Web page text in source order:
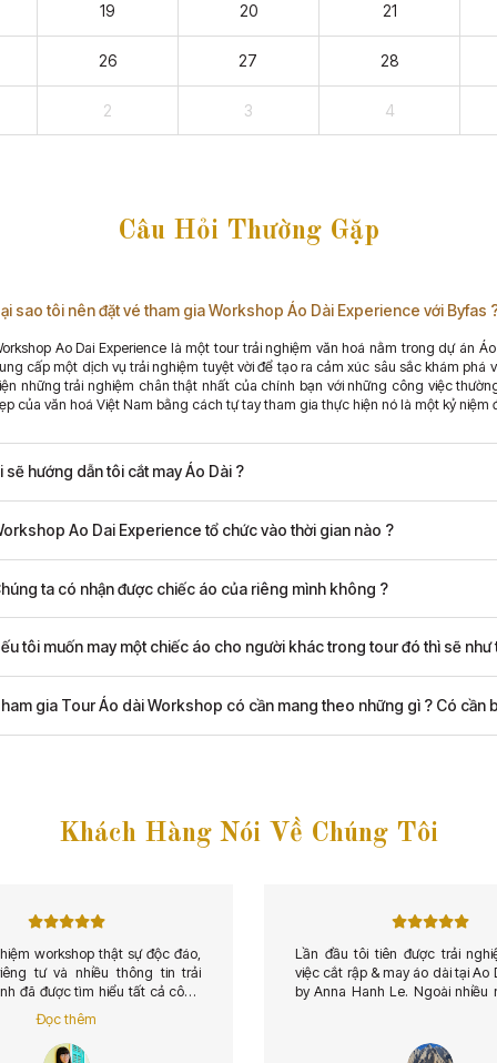
19 20 21
26 27 28
2 3 4
Câu Hỏi Thường Gặp
sao tôi nên đặt vé tham gia Workshop Áo Dài Experience với Byfas
Ao Dai Experience là một tour trải nghiệm văn hoá nằm trong dự án
cấp một dịch vụ trải nghiệm tuyệt vời để tạo ra cảm xúc sâu sắc khám
những trải nghiệm chân thật nhất của chính bạn với những công việc
của văn hoá Việt Nam bằng cách tự tay tham gia thực hiện nó là một kỷ niệm
sẽ hướng dẫn tôi cắt may Áo Dài ?
Ao Dai Experience tổ chức vào thời gian nào ?
ta có nhận được chiếc áo của riêng mình không ?
tôi muốn may một chiếc áo cho người khác trong tour đó thì sẽ như
gia Tour Áo dài Workshop có cần mang theo những gì ? Có cần
Khách Hàng Nói Về Chúng Tôi
workshop thật sự độc đáo,
tư và nhiều thông tin trải
đã được tìm hiểu tất cả công
chiếc áo dài từ nông trại trồng
sản xuất vải đến đo, cắt, rập,
rất mở mang.
Đọc thêm
Lần đầu tôi tiên được trải
việc cắt rập & may áo dài tại Ao
by Anna Hanh Le. Ngoài nhiều
lịch đơn giản hơn phù hợp